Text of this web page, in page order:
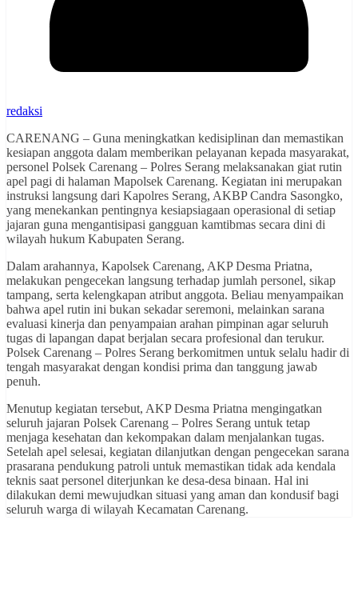
redaksi
CARENANG – Guna meningkatkan kedisiplinan dan memastikan
kesiapan anggota dalam memberikan pelayanan kepada masyarakat,
personel Polsek Carenang – Polres Serang melaksanakan giat rutin
apel pagi di halaman Mapolsek Carenang. Kegiatan ini merupakan
instruksi langsung dari Kapolres Serang, AKBP Candra Sasongko,
yang menekankan pentingnya kesiapsiagaan operasional di setiap
jajaran guna mengantisipasi gangguan kamtibmas secara dini di
wilayah hukum Kabupaten Serang.
Dalam arahannya, Kapolsek Carenang, AKP Desma Priatna,
melakukan pengecekan langsung terhadap jumlah personel, sikap
tampang, serta kelengkapan atribut anggota. Beliau menyampaikan
bahwa apel rutin ini bukan sekadar seremoni, melainkan sarana
evaluasi kinerja dan penyampaian arahan pimpinan agar seluruh
tugas di lapangan dapat berjalan secara profesional dan terukur.
Polsek Carenang – Polres Serang berkomitmen untuk selalu hadir di
tengah masyarakat dengan kondisi prima dan tanggung jawab
penuh.
Menutup kegiatan tersebut, AKP Desma Priatna mengingatkan
seluruh jajaran Polsek Carenang – Polres Serang untuk tetap
menjaga kesehatan dan kekompakan dalam menjalankan tugas.
Setelah apel selesai, kegiatan dilanjutkan dengan pengecekan sarana
prasarana pendukung patroli untuk memastikan tidak ada kendala
teknis saat personel diterjunkan ke desa-desa binaan. Hal ini
dilakukan demi mewujudkan situasi yang aman dan kondusif bagi
seluruh warga di wilayah Kecamatan Carenang.